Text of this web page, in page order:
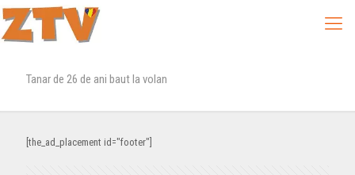
Tanar de 26 de ani baut la volan
[the_ad_placement id="footer"]